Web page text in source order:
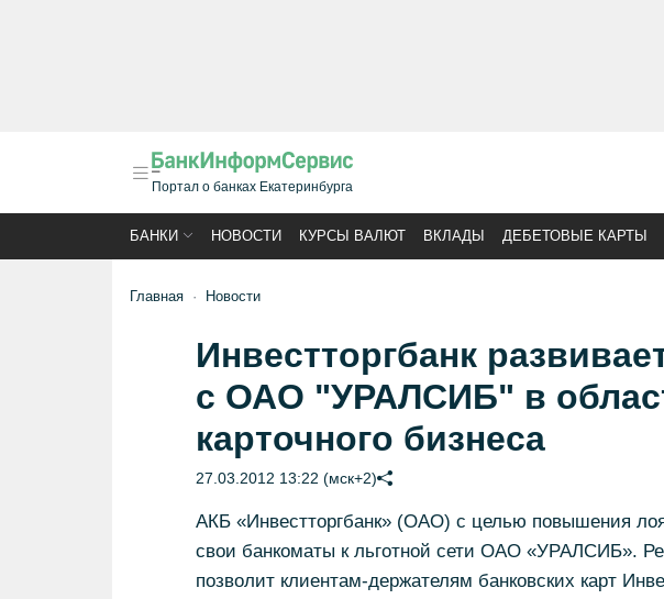
Портал о банках Екатеринбурга
БАНКИ НОВОСТИ КУРСЫ ВАЛЮТ ВКЛАДЫ ДЕБЕТОВЫЕ КАРТЫ
Главная Новости
Инвестторгбанк
с ОАО "УРАЛСИБ" в
карточного бизнеса
27.03.2012 13:22 (мск+2)
АКБ «Инвестторгбанк» (ОАО) с целью повышения
свои банкоматы к льготной сети ОАО «УРАЛСИБ».
позволит клиентам-держателям банковских карт